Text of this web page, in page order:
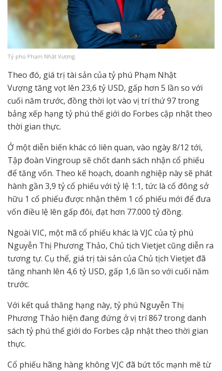
Tỷ phú Phạm Nhật Vượng.
Theo đó, giá trị tài sản của tỷ phú Phạm Nhật
Vượng tăng vọt lên 23,6 tỷ USD, gấp hơn 5 lần so với
cuối năm trước, đồng thời lọt vào vị trí thứ 97 trong
bảng xếp hạng tỷ phú thế giới do Forbes cập nhật theo
thời gian thực.
Ở một diễn biến khác có liên quan, vào ngày 8/12 tới,
Tập đoàn Vingroup sẽ chốt danh sách nhận cổ phiếu
để tăng vốn. Theo kế hoạch, doanh nghiệp này sẽ phát
hành gần 3,9 tỷ cổ phiếu với tỷ lệ 1:1, tức là cổ đông sở
hữu 1 cổ phiếu được nhận thêm 1 cổ phiếu mới để đưa
vốn điều lệ lên gấp đôi, đạt hơn 77.000 tỷ đồng.
Ngoài VIC, một mã cổ phiếu khác là VJC của tỷ phú
Nguyễn Thị Phương Thảo, Chủ tịch Vietjet cũng diễn ra
tương tự. Cụ thể, giá trị tài sản của Chủ tịch Vietjet đã
tăng nhanh lên 4,6 tỷ USD, gấp 1,6 lần so với cuối năm
trước.
Với kết quả thăng hạng này, tỷ phú Nguyễn Thị
Phương Thảo hiện đang đứng ở vị trí 867 trong danh
sách tỷ phú thế giới do Forbes cập nhật theo thời gian
thực.
Cổ phiếu hãng hàng không VJC đã bứt tốc mạnh mẽ từ